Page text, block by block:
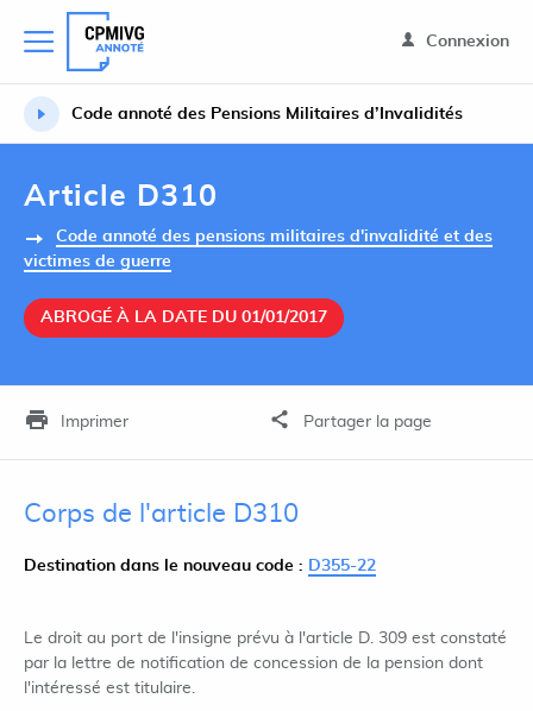
Connexion
Code annoté des Pensions Militaires d’Invalidités
Article D310
Code annoté des pensions militaires d'invalidité et des
victimes de guerre
ABROGÉ À LA DATE DU 01/01/2017
Imprimer Partager la page
Corps de l'article D310
Destination dans le nouveau code : D355-22
Le droit au port de l'insigne prévu à l'article D. 309 est constaté
par la lettre de notification de concession de la pension dont
l'intéressé est titulaire.